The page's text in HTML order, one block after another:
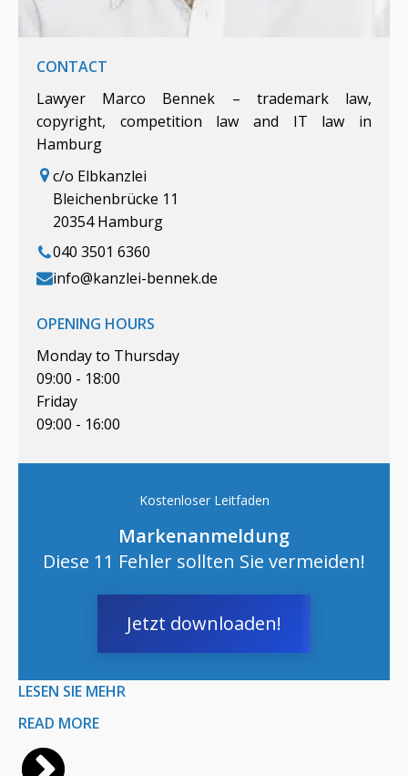
CONTACT
Lawyer Marco Bennek – trademark law,
copyright, competition law and IT law in
Hamburg
c/o Elbkanzlei
Bleichenbrücke 11
20354 Hamburg
040 3501 6360
info@kanzlei-bennek.de
OPENING HOURS
Monday to Thursday
09:00 - 18:00
Friday
09:00 - 16:00
Kostenloser Leitfaden
Markenanmeldung
Diese 11 Fehler sollten Sie vermeiden!
Jetzt downloaden!
LESEN SIE MEHR
READ MORE